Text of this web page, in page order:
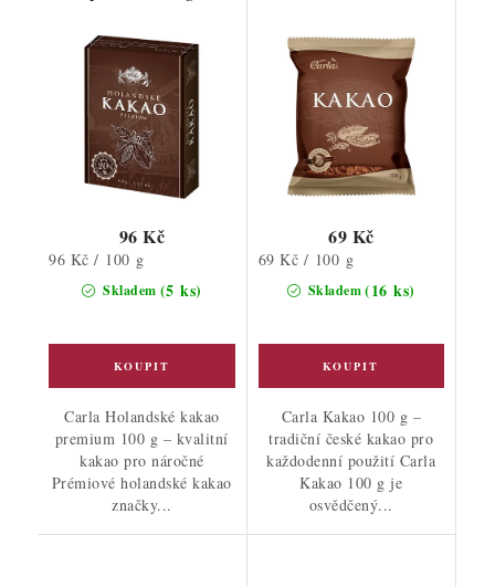
Skladem (5 ks)
96 Kč
Měrná
96 Kč / 100 g
Carla Holandské kakao
premium 100 g – kvalitní
kakao pro náročné
Prémiové holandské kakao
značky...
Skladem(16 ks)
69 Kč
Měrná
cena:
69 Kč / 100 g
Carla Kakao 100 g –
tradiční české kakao pro
každodenní použití Carla
Kakao 100 g je
osvědčený...